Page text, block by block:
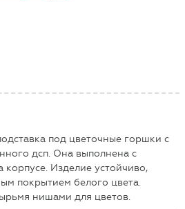
под цветочные горшки с
дсп. Она выполнена с
корпусе. Изделие устойчиво,
покрытием белого цвета.
нишами для цветов.